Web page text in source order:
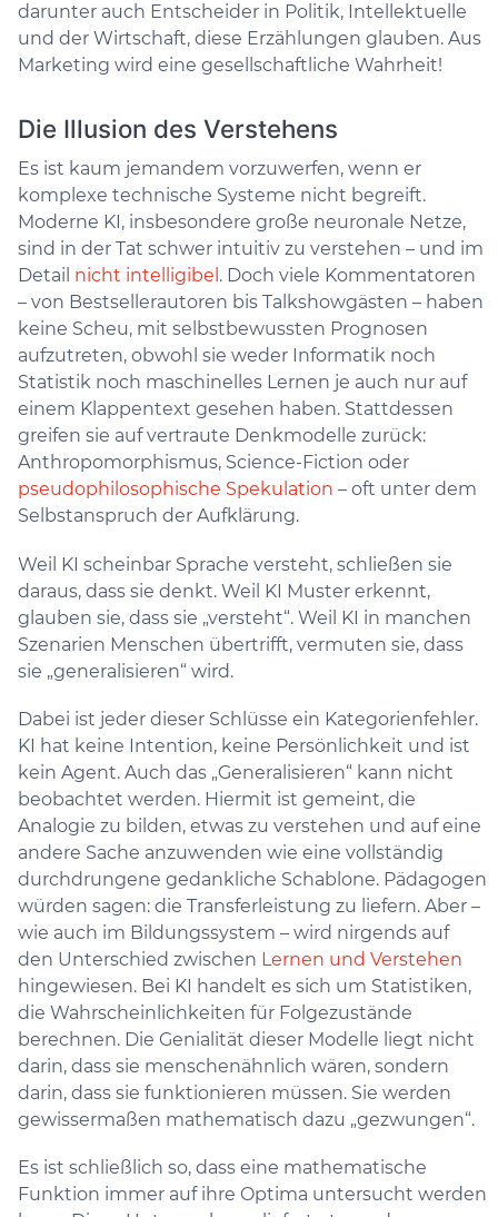
darunter auch Entscheider in Politik, Intellektuelle
und der Wirtschaft, diese Erzählungen glauben. Aus
Marketing wird eine gesellschaftliche Wahrheit!
Die Illusion des Verstehens
Es ist kaum jemandem vorzuwerfen, wenn er
komplexe technische Systeme nicht begreift.
Moderne KI, insbesondere große neuronale Netze,
sind in der Tat schwer intuitiv zu verstehen – und im
Detail nicht intelligibel . Doch viele Kommentatoren
– von Bestsellerautoren bis Talkshowgästen – haben
keine Scheu, mit selbstbewussten Prognosen
aufzutreten, obwohl sie weder Informatik noch
Statistik noch maschinelles Lernen je auch nur auf
einem Klappentext gesehen haben. Stattdessen
greifen sie auf vertraute Denkmodelle zurück:
Anthropomorphismus, Science-Fiction oder
pseudophilosophische Spekulation – oft unter dem
Selbstanspruch der Aufklärung.
Weil KI scheinbar Sprache versteht, schließen sie
daraus, dass sie denkt. Weil KI Muster erkennt,
glauben sie, dass sie „versteht“. Weil KI in manchen
Szenarien Menschen übertrifft, vermuten sie, dass
sie „generalisieren“ wird.
Dabei ist jeder dieser Schlüsse ein Kategorienfehler.
KI hat keine Intention, keine Persönlichkeit und ist
kein Agent. Auch das „Generalisieren“ kann nicht
beobachtet werden. Hiermit ist gemeint, die
Analogie zu bilden, etwas zu verstehen und auf eine
andere Sache anzuwenden wie eine vollständig
durchdrungene gedankliche Schablone. Pädagogen
würden sagen: die Transferleistung zu liefern. Aber –
wie auch im Bildungssystem – wird nirgends auf
den Unterschied zwischen Lernen und Verstehen
hingewiesen. Bei KI handelt es sich um Statistiken,
die Wahrscheinlichkeiten für Folgezustände
berechnen. Die Genialität dieser Modelle liegt nicht
darin, dass sie menschenähnlich wären, sondern
darin, dass sie funktionieren müssen. Sie werden
gewissermaßen mathematisch dazu „gezwungen“.
Es ist schließlich so, dass eine mathematische
Funktion immer auf ihre Optima untersucht werden